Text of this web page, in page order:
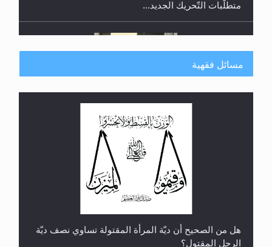
متطلَّبات التّحريك الجديد...
رأيٌ في لغة المسيح الموعود عليه السلام.. 4...
مسائل فقهية
هل من الصحيح أن ديّة المرأة المقتولة تساوي نصف ديّة
الرجل المقتول؟